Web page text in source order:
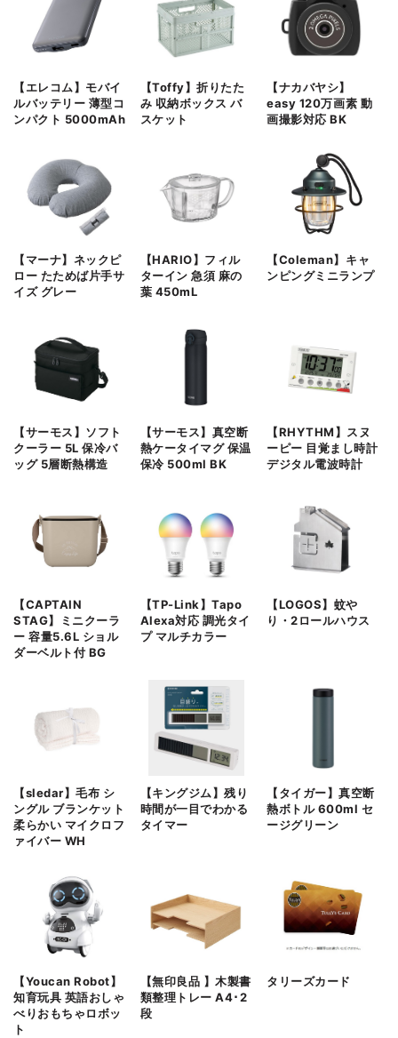
【エレコム】モバイ
ルバッテリー 薄型コ
ンパクト 5000mAh
【Toffy】折りたた
み 収納ボックス バ
スケット
【ナカバヤシ】
easy 120万画素 動
画撮影対応 BK
【マーナ】ネックピ
ロー たためば片手サ
イズ グレー
【HARIO】フィル
ターイン 急須 麻の
葉 450mL
【Coleman】キャ
ンピングミニランプ
【サーモス】ソフト
クーラー 5L 保冷バ
ッグ 5層断熱構造
【サーモス】真空断
熱ケータイマグ 保温
保冷 500ml BK
【RHYTHM】スヌ
ーピー 目覚まし時計
デジタル電波時計
【CAPTAIN
STAG】ミニクーラ
ー 容量5.6L ショル
ダーベルト付 BG
【TP-Link】Tapo
Alexa対応 調光タイ
プ マルチカラー
【LOGOS】蚊や
り・2ロールハウス
【sledar】毛布 シ
ングル ブランケット
柔らかい マイクロフ
ァイバー WH
【キングジム】残り
時間が一目でわかる
タイマー
【タイガー】真空断
熱ボトル 600ml セ
ージグリーン
【Youcan Robot】
知育玩具 英語おしゃ
べりおもちゃロボッ
ト
【無印良品 】木製書
類整理トレー A4･2
段
タリーズカード